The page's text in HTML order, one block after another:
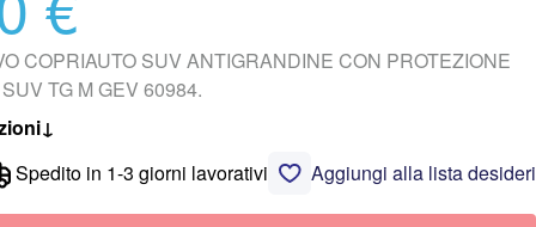
COPRIAUTO SUV ANTIGRANDINE CON PROTEZIONE
TG M GEV 60984.
↓
Aggiungi alla lista desideri
Spedito in 1-3 giorni lavorativi